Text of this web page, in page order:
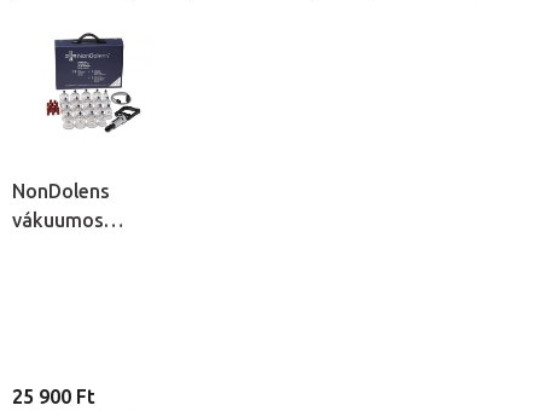
NonDolens
vákuumos
25 900 Ft